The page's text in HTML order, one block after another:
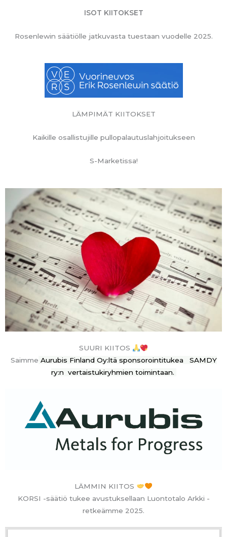
ISOT KIITOKSET
Rosenlewin säätiölle jatkuvasta tuestaan vuodelle 2025.
LÄMPIMÄT KIITOKSET
Kaikille osallistujille pullopalautuslahjoitukseen
S-Marketissa!
SUURI KIITOS
Saimme Aurubis Finland Oy:ltä sponsorointitukea SAMDY
ry:n vertaistukiryhmien toimintaan.
LÄMMIN KIITOS
KORSI -säätiö tukee avustuksellaan Luontotalo Arkki -
retkeämme 2025.